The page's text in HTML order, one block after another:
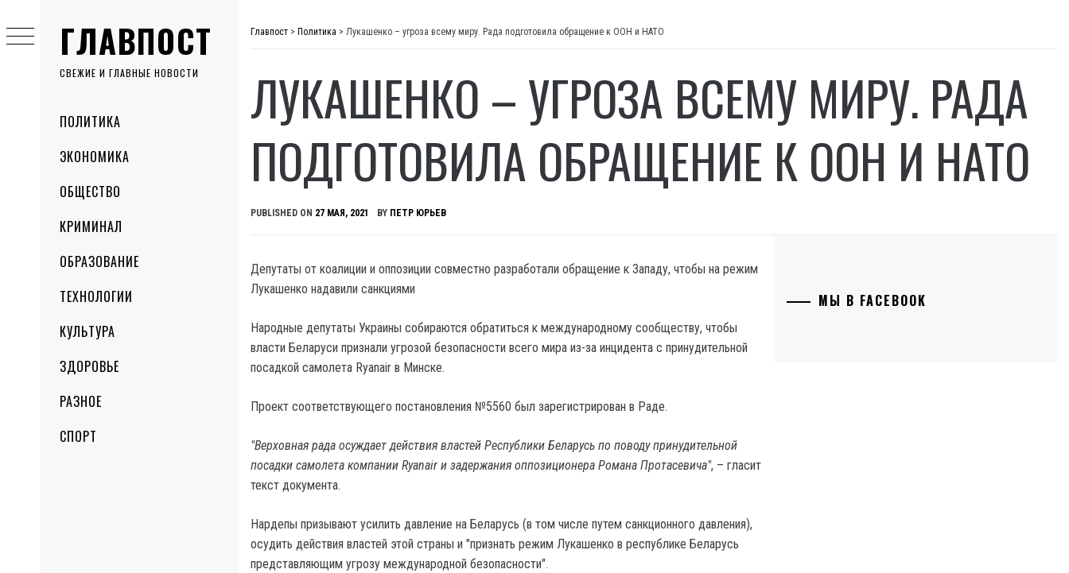
ГЛАВПОСТ
СВЕЖИЕ И ГЛАВНЫЕ НОВОСТИ
MenuПОЛИТИКА
ЭКОНОМИКА
ОБЩЕСТВО
КРИМИНАЛ
ОБРАЗОВАНИЕ
ТЕХНОЛОГИИ
КУЛЬТУРА
ЗДОРОВЬЕ
РАЗНОЕ
СПОРТ
to
content
Главпост > Политика > Лукашенко – угроза всему миру. Рада подготовила обращение к ООН и НАТО
ЛУКАШЕНКО – УГРОЗА ВСЕМУ МИРУ. РАДА
ПОДГОТОВИЛА ОБРАЩЕНИЕ К ООН И НАТО
PUBLISHED ON 27 МАЯ, 2021 BY ПЕТР ЮРЬЕВ
Депутаты от коалиции и оппозиции совместно разработали обращение к Западу, чтобы на режим
Лукашенко надавили санкциями
Народные депутаты Украины собираются обратиться к международному сообществу, чтобы
власти Беларуси признали угрозой безопасности всего мира из-за инцидента с принудительной
посадкой самолета Ryanair в Минске.
Проект соответствующего постановления №5560 был зарегистрирован в Раде.
"Верховная рада осуждает действия властей Республики Беларусь по поводу принудительной
посадки самолета компании Ryanair и задержания оппозиционера Романа Протасевича", – гласит
текст документа.
Нардепы призывают усилить давление на Беларусь (в том числе путем санкционного давления),
осудить действия властей этой страны и "признать режим Лукашенко в республике Беларусь
представляющим угрозу международной безопасности".
МЫ В FACEBOOK